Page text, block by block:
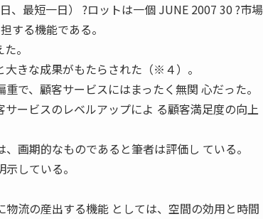
、最短一日） ?ロットは一個 JUNE 2007 30 ?市場
する機能である。
。
きな成果がもたらされた（※４）。
で、顧客サービスにはまったく無関 心だった。
ービスのレベルアップによ る顧客満足度の向上
画期的なものであると筆者は評価し ている。
している。
流の産出する機能 としては、空間の効用と時間